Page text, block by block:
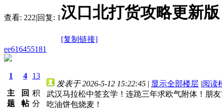
查看: 222|回复: 1汉口北打货攻略更新
[复制链接]
ee616455181
1
主
题
4
回
帖
13
积
分
发表于 2026-5-12 15:22:45 | 显示全部楼层 |阅读
武汉马拉松中签玄学！连跪三年求欧气附体！朋
吃油饼包烧麦！